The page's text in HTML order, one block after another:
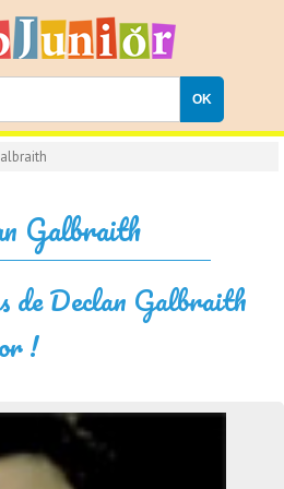
Galbraith
de Declan Galbraith
!